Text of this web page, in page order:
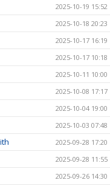
2025-10-19 15:52
2025-10-18 20:23
2025-10-17 16:19
2025-10-17 10:18
2025-10-11 10:00
2025-10-08 17:17
2025-10-04 19:00
2025-10-03 07:48
2025-09-28 17:20
2025-09-28 11:55
2025-09-26 14:30